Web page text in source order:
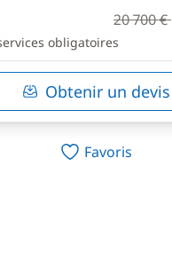
20 700 €
obligatoires
Obtenir un devis
Favoris